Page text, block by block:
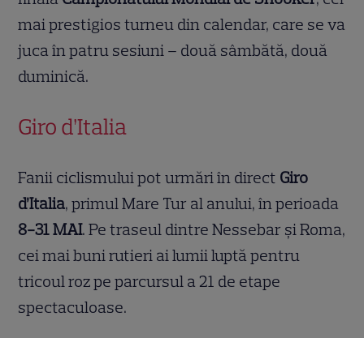
mai prestigios turneu din calendar, care se va
juca în patru sesiuni – două sâmbătă, două
duminică.
Giro d’Italia
Fanii ciclismului pot urmări în direct Giro
d’Italia, primul Mare Tur al anului, în perioada
8-31 MAI. Pe traseul dintre Nessebar și Roma,
cei mai buni rutieri ai lumii luptă pentru
tricoul roz pe parcursul a 21 de etape
spectaculoase.